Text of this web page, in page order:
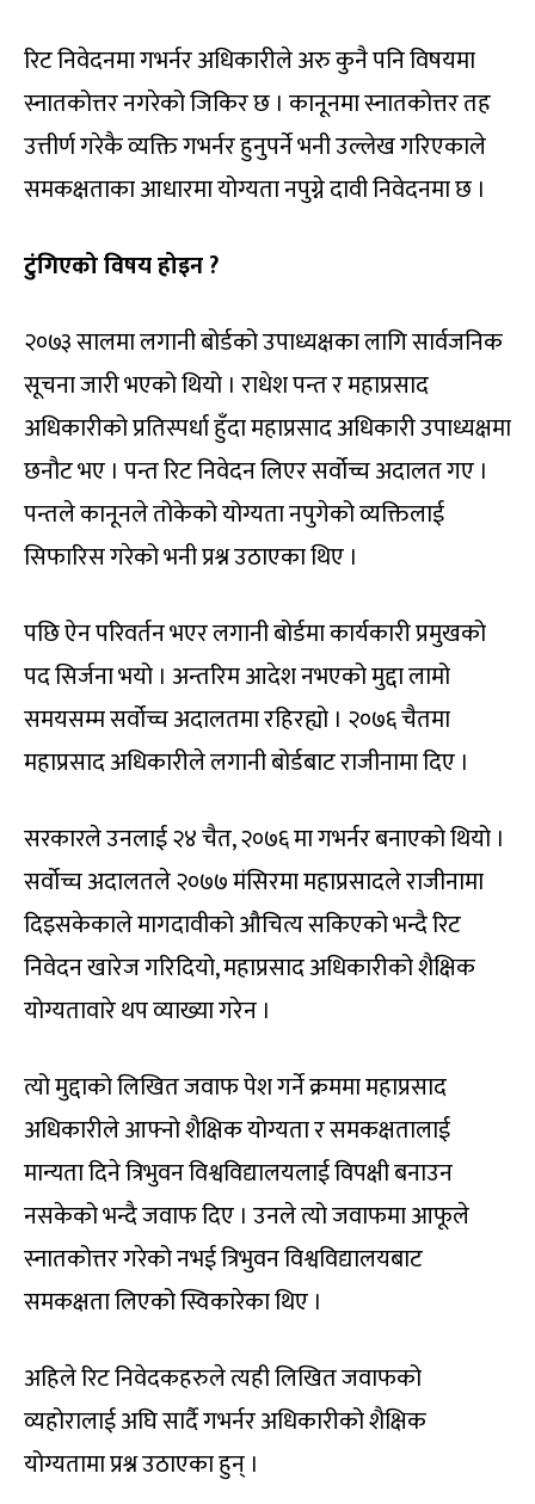
रिट निवेदनमा गभर्नर अधिकारीले अरु कुनै पनि विषयमा
स्नातकोत्तर नगरेको जिकिर छ । कानूनमा स्नातकोत्तर तह
उत्तीर्ण गरेकै व्यक्ति गभर्नर हुनुपर्ने भनी उल्लेख गरिएकाले
समकक्षताका आधारमा योग्यता नपुग्ने दावी निवेदनमा छ ।
टुंगिएको विषय होइन ?
२०७३ सालमा लगानी बोर्डको उपाध्यक्षका लागि सार्वजनिक
सूचना जारी भएको थियो । राधेश पन्त र महाप्रसाद
अधिकारीको प्रतिस्पर्धा हुँदा महाप्रसाद अधिकारी उपाध्यक्षमा
छनौट भए । पन्त रिट निवेदन लिएर सर्वोच्च अदालत गए ।
पन्तले कानूनले तोकेको योग्यता नपुगेको व्यक्तिलाई
सिफारिस गरेको भनी प्रश्न उठाएका थिए ।
पछि ऐन परिवर्तन भएर लगानी बोर्डमा कार्यकारी प्रमुखको
पद सिर्जना भयो । अन्तरिम आदेश नभएको मुद्दा लामो
समयसम्म सर्वोच्च अदालतमा रहिरह्यो । २०७६ चैतमा
महाप्रसाद अधिकारीले लगानी बोर्डबाट राजीनामा दिए ।
सरकारले उनलाई २४ चैत, २०७६ मा गभर्नर बनाएको थियो ।
सर्वोच्च अदालतले २०७७ मंसिरमा महाप्रसादले राजीनामा
दिइसकेकाले मागदावीको औचित्य सकिएको भन्दै रिट
निवेदन खारेज गरिदियो, महाप्रसाद अधिकारीको शैक्षिक
योग्यतावारे थप व्याख्या गरेन ।
त्यो मुद्दाको लिखित जवाफ पेश गर्ने क्रममा महाप्रसाद
अधिकारीले आफ्नो शैक्षिक योग्यता र समकक्षतालाई
मान्यता दिने त्रिभुवन विश्वविद्यालयलाई विपक्षी बनाउन
नसकेको भन्दै जवाफ दिए । उनले त्यो जवाफमा आफूले
स्नातकोत्तर गरेको नभई त्रिभुवन विश्वविद्यालयबाट
समकक्षता लिएको स्विकारेका थिए ।
अहिले रिट निवेदकहरुले त्यही लिखित जवाफको
व्यहोरालाई अघि सार्दै गभर्नर अधिकारीको शैक्षिक
योग्यतामा प्रश्न उठाएका हुन् ।